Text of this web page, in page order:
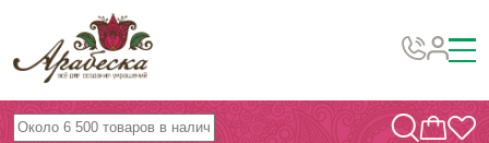
Бусины, подвески, декор